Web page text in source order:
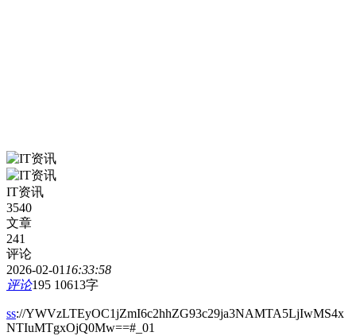
IT资讯
3540
文章
241
评论
2026-02-01 16:33:58
评论195 10613字
ss://YWVzLTEyOC1jZmI6c2hhZG93c29ja3NAMTA5LjIwMS4x
NTIuMTgxOjQ0Mw==#_01